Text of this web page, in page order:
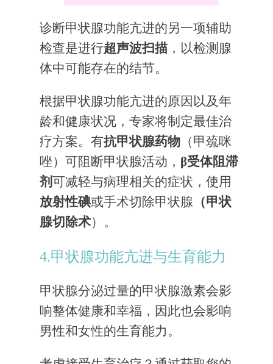
诊断甲状腺功能亢进的另一项辅助
检查是进行超声波扫描 ，以检测腺
体中可能存在的结节。
根据甲状腺功能亢进的原因以及年
龄和健康状况，专家将制定最佳治
疗方案。有抗甲状腺药物 （甲巯咪
唑）可阻断甲状腺活动， β受体阻滞
剂可减轻与病理相关的症状，使用
放射性碘或手术切除甲状腺 （甲状
腺切除术）。
4.甲状腺功能亢进与生育能力
甲状腺分泌过量的甲状腺激素会影
响整体健康和幸福，因此也会影响
男性和女性的生育能力。